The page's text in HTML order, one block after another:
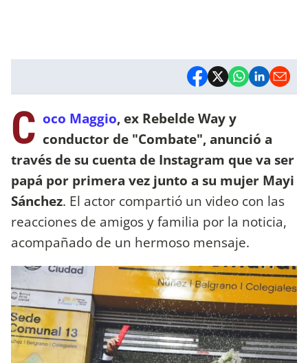
C oco Maggio, ex Rebelde Way y
conductor de "Combate", anunció a
través de su cuenta de Instagram que va ser
papá por primera vez junto a su mujer Mayi
Sánchez. El actor compartió un video con las
reacciones de amigos y familia por la noticia,
acompañado de un hermoso mensaje.